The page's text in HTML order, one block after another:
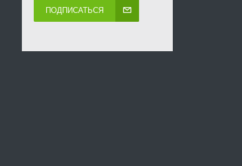
ПОДПИСАТЬСЯ